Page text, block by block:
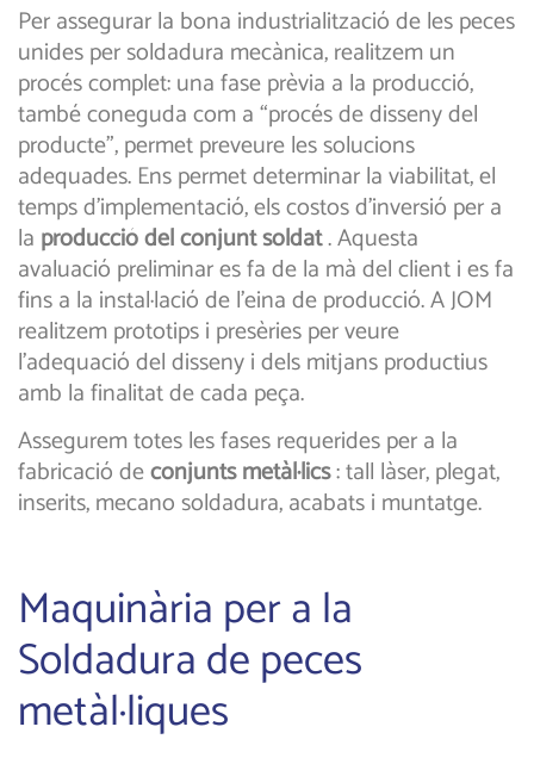
Per assegurar la bona industrialització de les peces
unides per soldadura mecànica, realitzem un
procés complet: una fase prèvia a la producció,
també coneguda com a “procés de disseny del
producte”, permet preveure les solucions
adequades. Ens permet determinar la viabilitat, el
temps d’implementació, els costos d’inversió per a
la producció del conjunt soldat. Aquesta
avaluació preliminar es fa de la mà del client i es fa
fins a la instal·lació de l’eina de producció. A JOM
realitzem prototips i presèries per veure
l’adequació del disseny i dels mitjans productius
amb la finalitat de cada peça.
Assegurem totes les fases requerides per a la
fabricació deconjunts metàl·lics: tall làser, plegat,
inserits, mecano soldadura, acabats i muntatge.
Maquinària per a la
Soldadura de peces
metàl·liques